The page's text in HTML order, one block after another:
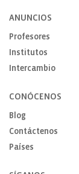
ANUNCIOS
Profesores
Institutos
Intercambio
CONÓCENOS
Blog
Contáctenos
Países